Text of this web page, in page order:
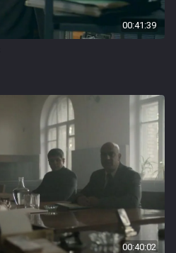
00:41:39
00:40:02